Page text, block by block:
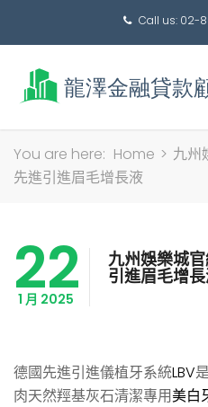
Call us: 02-
搜
You are here: Home > 九州
先進引進眉毛增長液
22
1 月 2025
九州娛樂城
引進眉毛增
德國先進引進儀植牙系統LBV
肉天然羥基灰石清潔專用美白